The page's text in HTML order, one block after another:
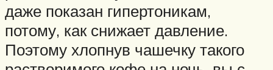
даже показан гипертоникам,
потому, как снижает давление.
Поэтому хлопнув чашечку такого